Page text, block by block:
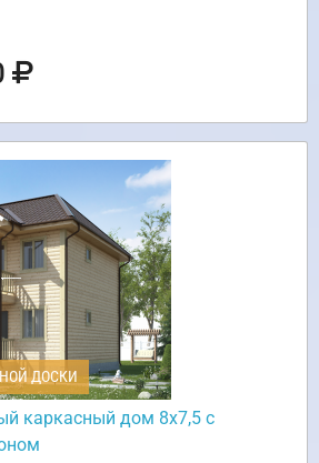
ДОСКИ
каркасный дом 8х7,5 с